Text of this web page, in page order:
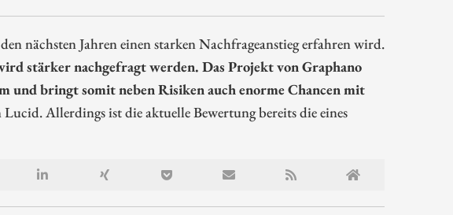
nächsten Jahren einen starken Nachfrageanstieg erfahren wird.
stärker nachgefragt werden. Das Projekt von Graphano
und bringt somit neben Risiken auch enorme Chancen mit
Allerdings ist die aktuelle Bewertung bereits die eines